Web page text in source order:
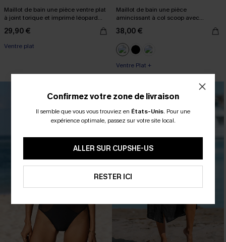
Maillot de bain une pièce ventre plat
à joint torique et imprimé léopard
29,90 €
Ventre plat
Maillot de bain une pièce
amincissant à col scoop avec
38,00 €
Ventre Plat +
Confirmez votre zone de livraison
Il semble que vous vous trouviez en États-Unis. Pour une
expérience optimale, passez sur votre site local.
ALLER SUR CUPSHE-US
RESTER ICI